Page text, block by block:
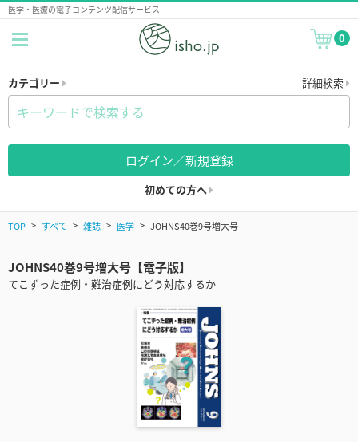
医学・医療の電子コンテンツ配信サービス
0
カテゴリー 詳細検索
ログイン／新規登録
初めての方へ
TOP すべて 雑誌 医学 JOHNS40巻9号増大号
JOHNS40巻9号増大号【電子版】
てこずった症例・難治症例にどう対応するか